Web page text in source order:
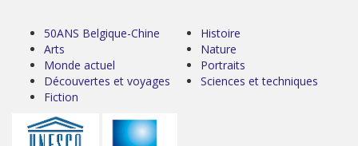
50ANS Belgique-Chine
Arts
Monde actuel
Découvertes et voyages
Fiction
Histoire
Nature
Portraits
Sciences et techniques